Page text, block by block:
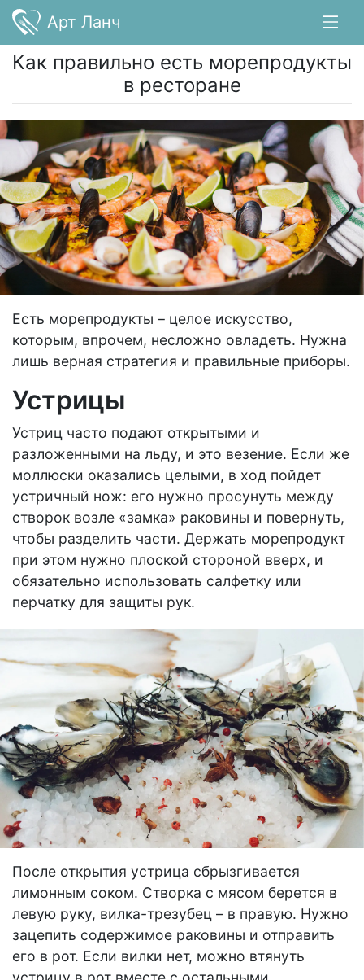
Арт Ланч
Как правильно есть морепродукты
в ресторане
Есть морепродукты – целое искусство,
которым, впрочем, несложно овладеть. Нужна
лишь верная стратегия и правильные приборы.
Устрицы
Устриц часто подают открытыми и
разложенными на льду, и это везение. Если же
моллюски оказались целыми, в ход пойдет
устричный нож: его нужно просунуть между
створок возле «замка» раковины и повернуть,
чтобы разделить части. Держать морепродукт
при этом нужно плоской стороной вверх, и
обязательно использовать салфетку или
перчатку для защиты рук.
После открытия устрица сбрызгивается
лимонным соком. Створка с мясом берется в
левую руку, вилка-трезубец – в правую. Нужно
зацепить содержимое раковины и отправить
его в рот. Если вилки нет, можно втянуть